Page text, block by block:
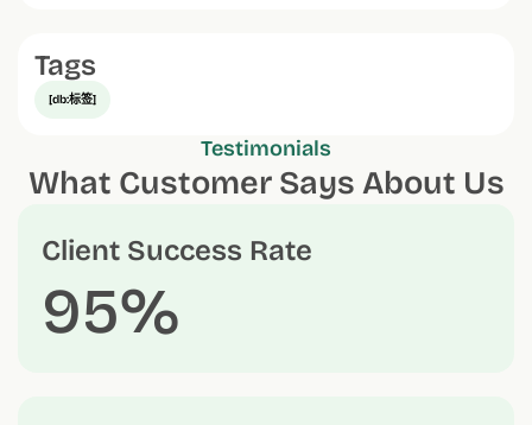
Tags
[db:标签]
Testimonials
What Customer Says About Us
Client Success Rate
95%